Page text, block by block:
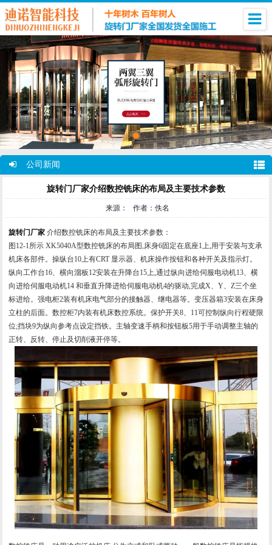
公司新闻
旋转门厂家介绍数控铣床的布局及主要技术参数
来源： 作者：佚名
旋转门厂家 介绍数控铣床的布局及主要技术参数：
图12-1所示 XK5040A型数控铣床的布局图,床身6固定在底座1上,用于安装与支承
机床各部件。操纵台10上有CRT 显示器、机床操作按钮和各种开关及指示灯。
纵向工作台16、横向溜板12安装在升降台15上,通过纵向进给伺服电动机13、横
向进给伺服电动机14 和垂直升降进给伺服电动机4的驱动,完成X、Y、Z三个坐
标进给。强电柜2装有机床电气部分的接触器、继电器等。变压器箱3安装在床身
立柱的后面。数控柜7内装有机床数控系统。保护开关8、11可控制纵向行程硬限
位;挡块9为纵向参考点设定挡铁。主轴变速手柄和按钮板5用于手动调整主轴的
正转、反转、停止及切削液开停等。